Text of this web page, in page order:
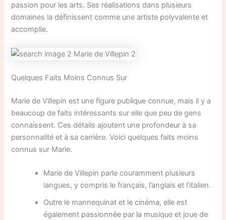
passion pour les arts. Ses réalisations dans plusieurs
domaines la définissent comme une artiste polyvalente et
accomplie.
Quelques Faits Moins Connus Sur
Marie de Villepin est une figure publique connue, mais il y a
beaucoup de faits intéressants sur elle que peu de gens
connaissent. Ces détails ajoutent une profondeur à sa
personnalité et à sa carrière. Voici quelques faits moins
connus sur Marie.
Marie de Villepin parle couramment plusieurs
langues, y compris le français, l’anglais et l’italien.
Outre le mannequinat et le cinéma, elle est
également passionnée par la musique et joue de